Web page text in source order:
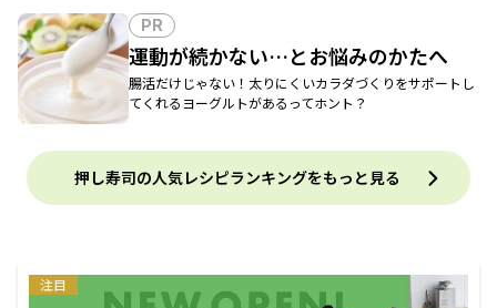
PR
運動が続かない…とお悩みのかたへ
腸活だけじゃない！太りにくいカラダづくりをサポートし
てくれるヨーグルトがあるってホント？
押し寿司の人気レシピランキングをもっと見る
注目